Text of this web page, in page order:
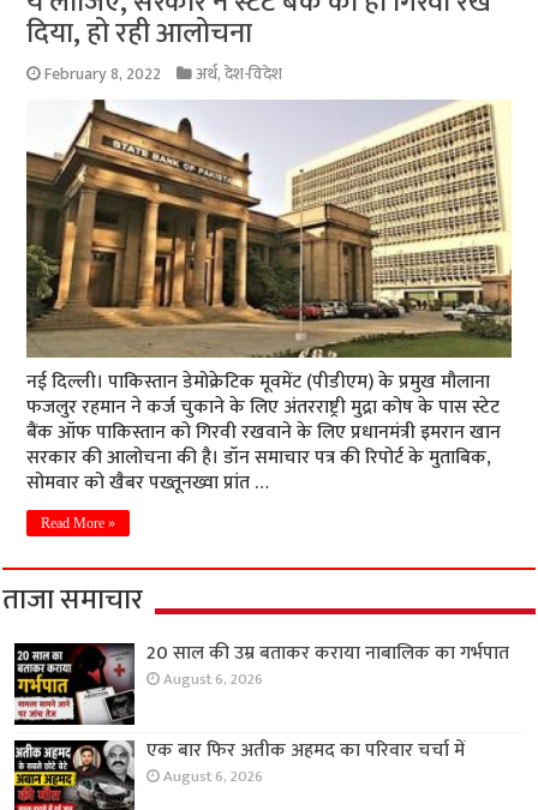
दिया, हो रही आलोचना
February 8, 2022 अर्थ,देश-विदेश
नई दिल्ली। पाकिस्तान डेमोक्रेटिक मूवमेंट (पीडीएम) के प्रमुख मौलाना
फजलुर रहमान ने कर्ज चुकाने के लिए अंतरराष्ट्री मुद्रा कोष के पास स्टेट
बैंक ऑफ पाकिस्तान को गिरवी रखवाने के लिए प्रधानमंत्री इमरान खान
सरकार की आलोचना की है। डॉन समाचार पत्र की रिपोर्ट के मुताबिक,
सोमवार को खैबर पख्तूनख्वा प्रांत …
Read More »
ताजा समाचार
20 साल की उम्र बताकर कराया नाबालिक का गर्भपात
August 6, 2026
एक बार फिर अतीक अहमद का परिवार चर्चा में
August 6, 2026